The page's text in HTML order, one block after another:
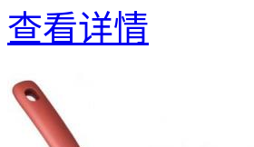
查看详情